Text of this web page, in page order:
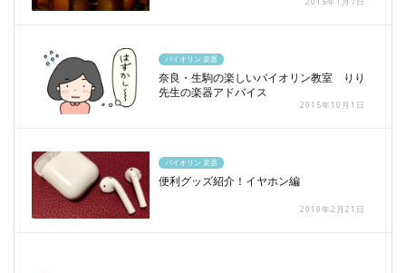
バイオリン 楽器
奈良・生駒の楽しいバイオリン教室 りり
先生の楽器アドバイス
2015年10月1日
バイオリン 楽器
便利グッズ紹介！イヤホン編
2019年2月21日